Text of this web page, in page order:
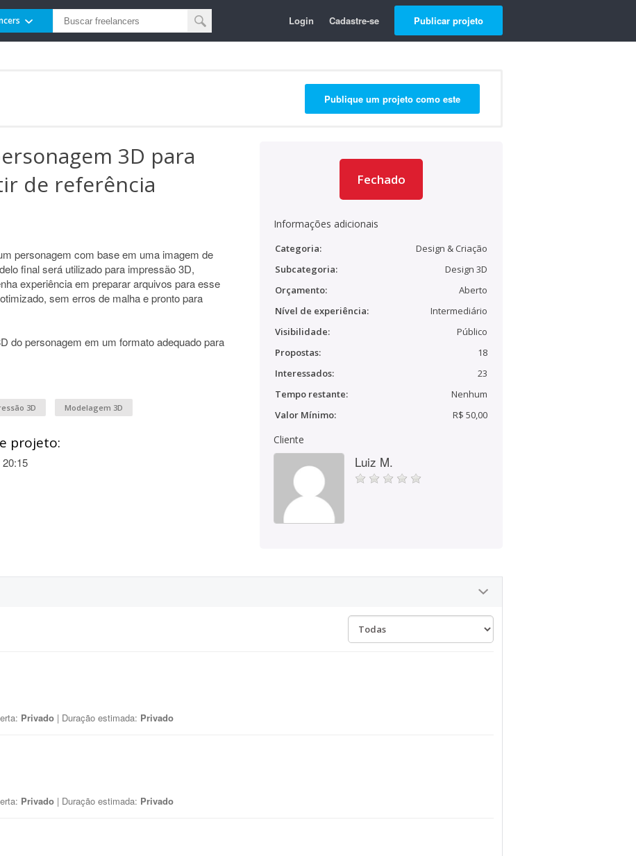
Login Cadastre-se Publicar projeto
Publique um projeto como este
3D para
de referência
personagem com base em uma imagem de
final será utilizado para impressão 3D,
experiência em preparar arquivos para esse
sem erros de malha e pronto para
do personagem em um formato adequado para
3D Modelagem 3D
projeto:
Fechado
Informações adicionais
Categoria:
Design & Criação
Subcategoria:
Design 3D
Orçamento:
Aberto
Nível de experiência:
Intermediário
Visibilidade:
Público
Propostas:
18
Interessados:
23
Tempo restante:
Nenhum
Valor Mínimo:
R$ 50,00
Cliente
Luiz M.
Privado | Duração estimada: Privado
Privado | Duração estimada: Privado